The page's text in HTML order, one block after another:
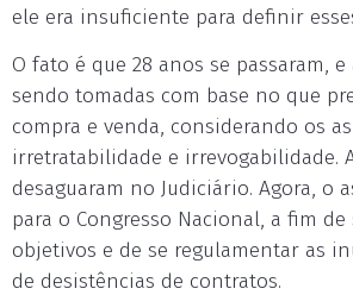
ele era insuficiente para definir
O fato é que 28 anos se passaram,
sendo tomadas com base no que
compra e venda, considerando os
irretratabilidade e irrevogabilidade.
desaguaram no Judiciário. Agora, o
para o Congresso Nacional, a fim
objetivos e de se regulamentar as
de desistências de contratos.